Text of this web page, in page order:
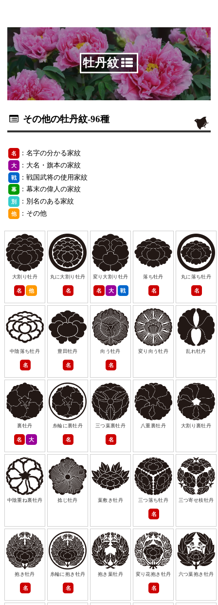
牡丹紋
その他の牡丹紋-96種
名 ：名字の分かる家紋
大 ：大名・旗本の家紋
戦 ：戦国武将の使用家紋
幕 ：幕末の偉人の家紋
別 ：別名のある家紋
他 ：その他
大割り牡丹
名 他
丸に大割り牡丹
名
変り大割り牡丹
名 大 戦
落ち牡丹
名
丸に落ち牡丹
名
中陰落ち牡丹
名
豊田牡丹
名
向う牡丹
名
変り向う牡丹 乱れ牡丹
裏牡丹
名 大
糸輪に裏牡丹
名
三つ葉裏牡丹
名
八重裏牡丹 大割り裏牡丹
中陰重ね裏牡丹 捻じ牡丹 葉敷き牡丹 三つ落ち牡丹
名
三つ寄せ枝牡丹
抱き牡丹
名
糸輪に抱き牡丹
名
抱き葉牡丹 変り花抱き牡丹
名
六つ葉抱き牡丹